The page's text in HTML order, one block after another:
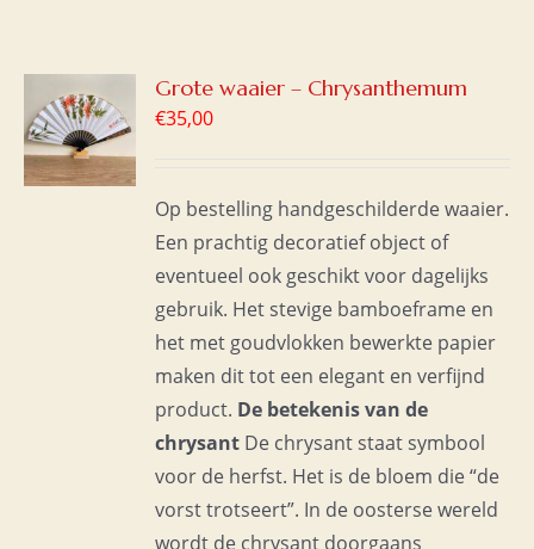
Grote waaier – Chrysanthemum
€35,00
Op bestelling handgeschilderde waaier.
Een prachtig decoratief object of
eventueel ook geschikt voor dagelijks
gebruik. Het stevige bamboeframe en
het met goudvlokken bewerkte papier
maken dit tot een elegant en verfijnd
product. De betekenis van de
chrysant De chrysant staat symbool
voor de herfst. Het is de bloem die “de
vorst trotseert”. In de oosterse wereld
wordt de chrysant doorgaans